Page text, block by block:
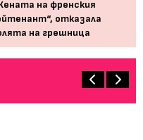
на френския
отказала
на грешница